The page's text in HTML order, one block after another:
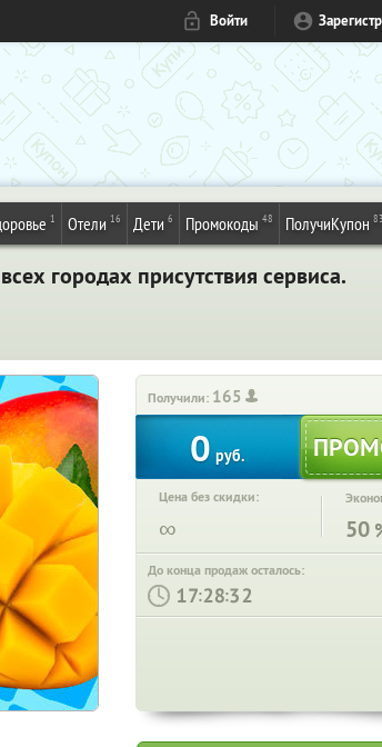
Войти
1 Отели 16 Дети 6 Промокоды 48 ПолучиКупон 83
городах присутствия сервиса.
Получили: 165
0 руб.
Цена без скидки:
∞ 50
До конца продаж осталось:
: :